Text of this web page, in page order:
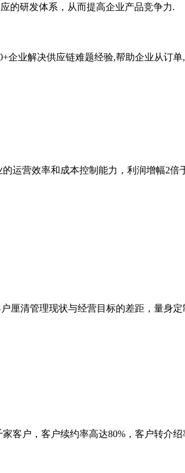
的研发体系，从而提高企业产品竞争力.
企业解决供应链难题经验,帮助企业从订
运营效率和成本控制能力，利润增幅2
厘清管理现状与经营目标的差距，量身
客户，客户续约率高达80%，客户转介